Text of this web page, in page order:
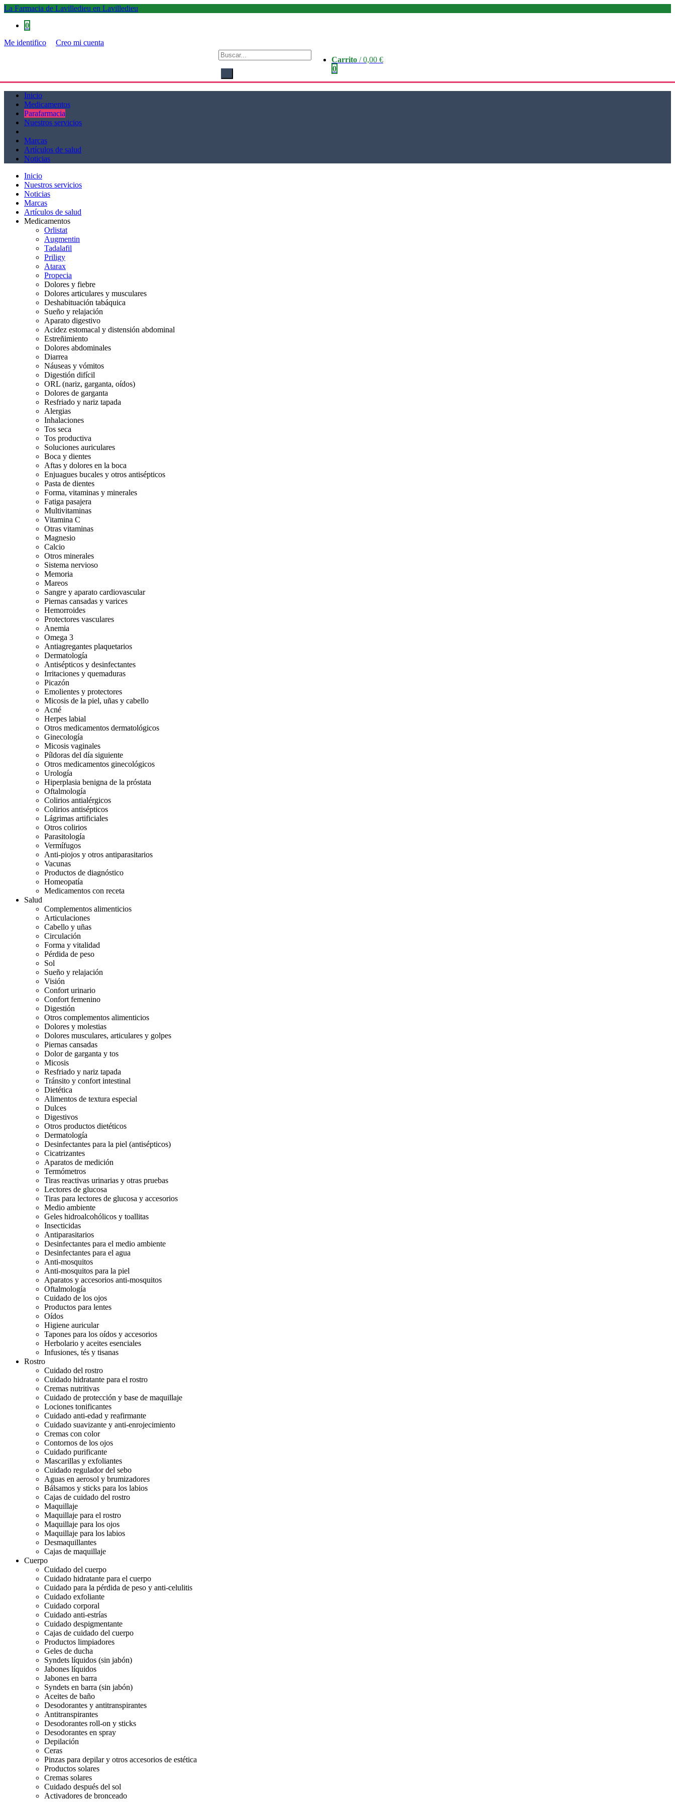
La Farmacia de Lavilledieu en Lavilledieu
0
Me identifico
Creo mi cuenta
Carrito /0,00 €
0
Inicio
Medicamentos
Parafarmacia
Nuestros servicios
Marcas
Artículos de salud
Noticias
Inicio
Nuestros servicios
Noticias
Marcas
Artículos de salud
Medicamentos
Orlistat
Augmentin
Tadalafil
Priligy
Atarax
Propecia
Dolores y fiebre
Dolores articulares y musculares
Deshabituación tabáquica
Sueño y relajación
Aparato digestivo
Acidez estomacal y distensión abdominal
Estreñimiento
Dolores abdominales
Diarrea
Náuseas y vómitos
Digestión difícil
ORL (nariz, garganta, oídos)
Dolores de garganta
Resfriado y nariz tapada
Alergias
Inhalaciones
Tos seca
Tos productiva
Soluciones auriculares
Boca y dientes
Aftas y dolores en la boca
Enjuagues bucales y otros antisépticos
Pasta de dientes
Forma, vitaminas y minerales
Fatiga pasajera
Multivitaminas
Vitamina C
Otras vitaminas
Magnesio
Calcio
Otros minerales
Sistema nervioso
Memoria
Mareos
Sangre y aparato cardiovascular
Piernas cansadas y varices
Hemorroides
Protectores vasculares
Anemia
Omega 3
Antiagregantes plaquetarios
Dermatología
Antisépticos y desinfectantes
Irritaciones y quemaduras
Picazón
Emolientes y protectores
Micosis de la piel, uñas y cabello
Acné
Herpes labial
Otros medicamentos dermatológicos
Ginecología
Micosis vaginales
Píldoras del día siguiente
Otros medicamentos ginecológicos
Urología
Hiperplasia benigna de la próstata
Oftalmología
Colirios antialérgicos
Colirios antisépticos
Lágrimas artificiales
Otros colirios
Parasitología
Vermífugos
Anti-piojos y otros antiparasitarios
Vacunas
Productos de diagnóstico
Homeopatía
Medicamentos con receta
Salud
Complementos alimenticios
Articulaciones
Cabello y uñas
Circulación
Forma y vitalidad
Pérdida de peso
Sol
Sueño y relajación
Visión
Confort urinario
Confort femenino
Digestión
Otros complementos alimenticios
Dolores y molestias
Dolores musculares, articulares y golpes
Piernas cansadas
Dolor de garganta y tos
Micosis
Resfriado y nariz tapada
Tránsito y confort intestinal
Dietética
Alimentos de textura especial
Dulces
Digestivos
Otros productos dietéticos
Dermatología
Desinfectantes para la piel (antisépticos)
Cicatrizantes
Aparatos de medición
Termómetros
Tiras reactivas urinarias y otras pruebas
Lectores de glucosa
Tiras para lectores de glucosa y accesorios
Medio ambiente
Geles hidroalcohólicos y toallitas
Insecticidas
Antiparasitarios
Desinfectantes para el medio ambiente
Desinfectantes para el agua
Anti-mosquitos
Anti-mosquitos para la piel
Aparatos y accesorios anti-mosquitos
Oftalmología
Cuidado de los ojos
Productos para lentes
Oídos
Higiene auricular
Tapones para los oídos y accesorios
Herbolario y aceites esenciales
Infusiones, tés y tisanas
Rostro
Cuidado del rostro
Cuidado hidratante para el rostro
Cremas nutritivas
Cuidado de protección y base de maquillaje
Lociones tonificantes
Cuidado anti-edad y reafirmante
Cuidado suavizante y anti-enrojecimiento
Cremas con color
Contornos de los ojos
Cuidado purificante
Mascarillas y exfoliantes
Cuidado regulador del sebo
Aguas en aerosol y brumizadores
Bálsamos y sticks para los labios
Cajas de cuidado del rostro
Maquillaje
Maquillaje para el rostro
Maquillaje para los ojos
Maquillaje para los labios
Desmaquillantes
Cajas de maquillaje
Cuerpo
Cuidado del cuerpo
Cuidado hidratante para el cuerpo
Cuidado para la pérdida de peso y anti-celulitis
Cuidado exfoliante
Cuidado corporal
Cuidado anti-estrías
Cuidado despigmentante
Cajas de cuidado del cuerpo
Productos limpiadores
Geles de ducha
Syndets líquidos (sin jabón)
Jabones líquidos
Jabones en barra
Syndets en barra (sin jabón)
Aceites de baño
Desodorantes y antitranspirantes
Antitranspirantes
Desodorantes roll-on y sticks
Desodorantes en spray
Depilación
Ceras
Pinzas para depilar y otros accesorios de estética
Productos solares
Cremas solares
Cuidado después del sol
Activadores de bronceado